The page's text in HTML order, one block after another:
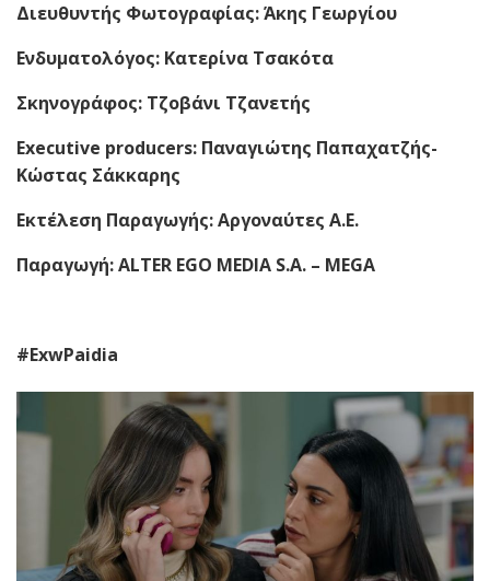
Διευθυντής Φωτογραφίας: Άκης Γεωργίου
Ενδυματολόγος: Κατερίνα Τσακότα
Σκηνογράφος: Τζoβάνι Τζανετής
Executive producers: Παναγιώτης Παπαχατζής-
Κώστας Σάκκαρης
Εκτέλεση Παραγωγής: Αργοναύτες Α.E.
Παραγωγή: ALTER EGO MEDIA S.A. – MEGA
#ExwPaidia